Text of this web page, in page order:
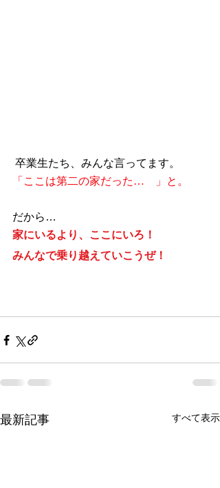
卒業生たち、みんな言ってます。
「ここは第二の家だった…　」と。
だから…
家にいるより、ここにいろ！
みんなで乗り越えていこうぜ！
最新記事 すべて表示